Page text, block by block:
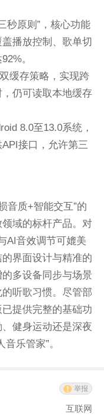
秒原则”，核心功能
播放控制、歌单切
。
缓存策略，实现跨
仍可读取本地缓存
8.0至13.0系统，
接口，允许第三
音质+智能交互”的
域的标杆产品。对
AI音效调节可媲美
界面设计与精准的
多设备同步与场景
听歌习惯。尽管部
提供完整的基础功
健身运动还是深夜
乐管家”。
举报
互联网